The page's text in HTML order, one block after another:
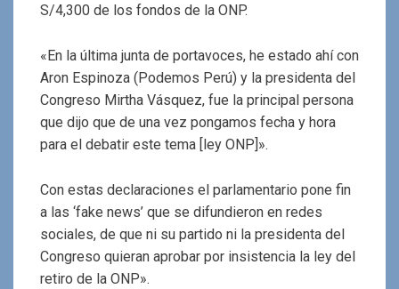
S/4,300 de los fondos de la ONP.
«En la última junta de portavoces, he estado ahí con
Aron Espinoza (Podemos Perú) y la presidenta del
Congreso Mirtha Vásquez, fue la principal persona
que dijo que de una vez pongamos fecha y hora
para el debatir este tema [ley ONP]».
Con estas declaraciones el parlamentario pone fin
a las ‘fake news’ que se difundieron en redes
sociales, de que ni su partido ni la presidenta del
Congreso quieran aprobar por insistencia la ley del
retiro de la ONP».